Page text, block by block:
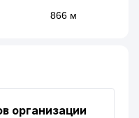
866 м
организации